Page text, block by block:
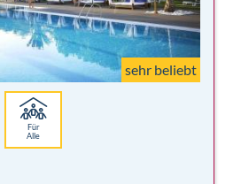
sehr beliebt
Für
Alle